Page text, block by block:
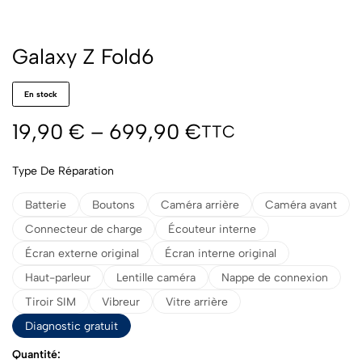
Galaxy Z Fold6
En stock
19,90 € – 699,90 €TTC
Type De Réparation
Batterie Boutons Caméra arrière
Caméra avant
Connecteur de charge
Écouteur interne
Écran externe original
Écran interne original
Haut-parleur
Lentille caméra
Nappe de connexion
Tiroir SIM
Vibreur
Vitre arrière
Diagnostic gratuit
Quantité: